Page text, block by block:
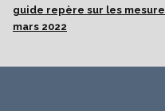
guide repère sur les
mars 2022